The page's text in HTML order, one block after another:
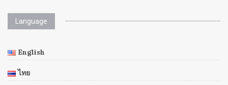
Language
English
ไทย